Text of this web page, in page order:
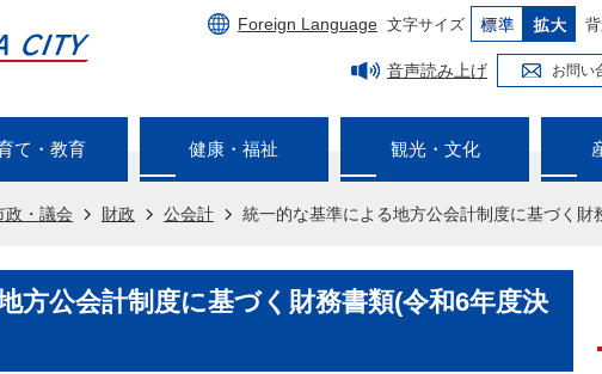
Foreign Language 文字サイズ
音声読み上げ お問い
て・教育 健康・福祉 観光・文化
政・議会 財政 公会計 統一的な基準による地方公会計制度に基づく財
方公会計制度に基づく財務書類(令和6年度決